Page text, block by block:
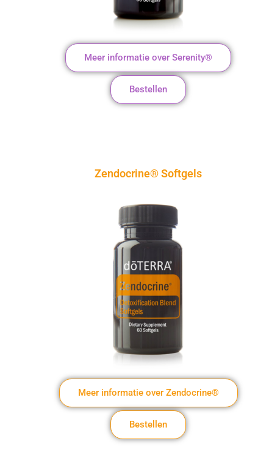
Meer informatie over Serenity®
Bestellen
Zendocrine® Softgels
Meer informatie over Zendocrine®
Bestellen